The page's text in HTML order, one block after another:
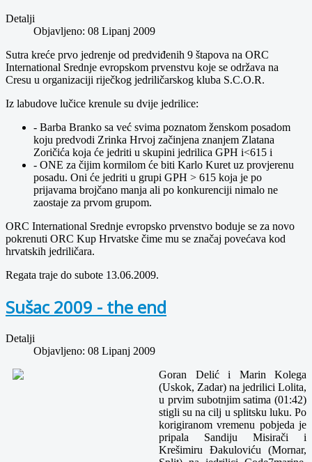
Detalji
Objavljeno: 08 Lipanj 2009
Sutra kreće prvo jedrenje od predviđenih 9 štapova na ORC
International Srednje evropskom prvenstvu koje se održava na
Cresu u organizaciji riječkog jedriličarskog kluba S.C.O.R.
Iz labudove lučice krenule su dvije jedrilice:
- Barba Branko sa već svima poznatom ženskom posadom
koju predvodi Zrinka Hrvoj začinjena znanjem Zlatana
Zoričića koja će jedriti u skupini jedrilica GPH i<615 i
- ONE za čijim kormilom će biti Karlo Kuret uz provjerenu
posadu. Oni će jedriti u grupi GPH > 615 koja je po
prijavama brojčano manja ali po konkurenciji nimalo ne
zaostaje za prvom grupom.
ORC International Srednje evropsko prvenstvo boduje se za novo
pokrenuti ORC Kup Hrvatske čime mu se značaj povećava kod
hrvatskih jedriličara.
Regata traje do subote 13.06.2009.
Sušac 2009 - the end
Detalji
Objavljeno: 08 Lipanj 2009
Goran Delić i Marin Kolega
(Uskok, Zadar) na jedrilici Lolita,
u prvim subotnjim satima (01:42)
stigli su na cilj u splitsku luku. Po
korigiranom vremenu pobjeda je
pripala Sandiju Misirači i
Krešimiru Đakuloviću (Mornar,